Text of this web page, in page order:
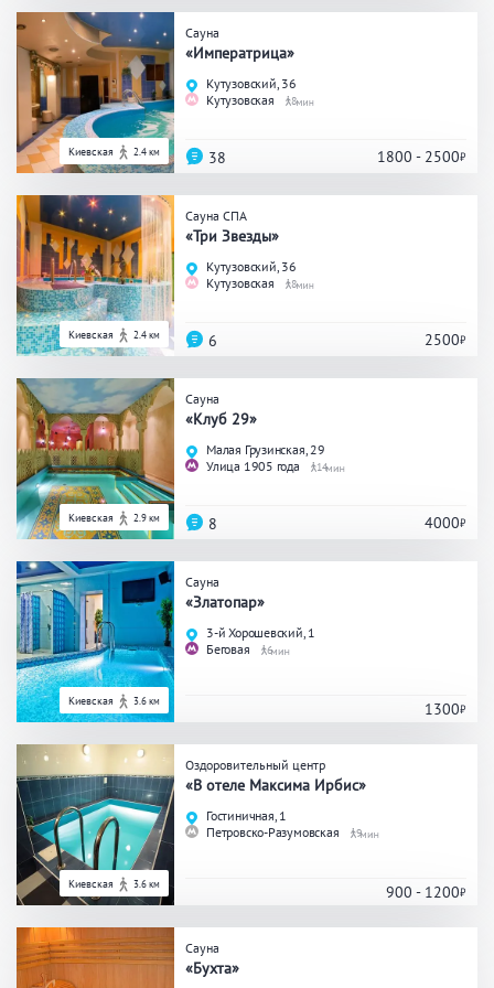
ПРИМЕНИТЬ ФИЛЬТРЫ ЗАКРЫТЬ
Киевская 2.4 км
Сауна
«Императрица»
Кутузовский, 36
Кутузовская
8
1800 - 2500
38
Киевская 2.4 км
Сауна СПА
«Три Звезды»
Кутузовский, 36
Кутузовская
8
2500
6
Киевская 2.9 км
Сауна
«Клуб 29»
Малая Грузинская, 29
Улица 1905 года
14
4000
8
Киевская 3.6 км
Сауна
«Златопар»
3-й Хорошевский, 1
Беговая
6
1300
Киевская 3.6 км
Оздоровительный центр
«В отеле Максима Ирбис»
Гостиничная, 1
Петровско-Разумовская
9
900 - 1200
Сауна
«Бухта»